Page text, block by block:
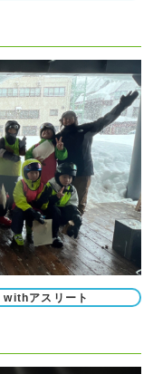
withアスリート